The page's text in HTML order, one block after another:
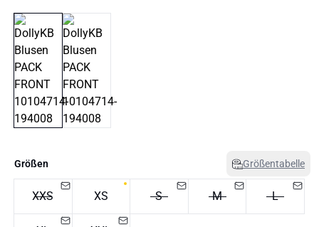
Größen Größentabelle
XXS XS S M L